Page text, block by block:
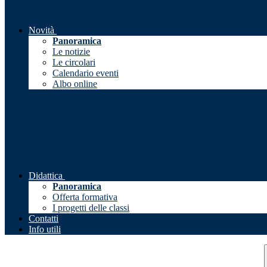
Novità
Panoramica
Le notizie
Le circolari
Calendario eventi
Albo online
Didattica
Panoramica
Offerta formativa
I progetti delle classi
Contatti
Info utili